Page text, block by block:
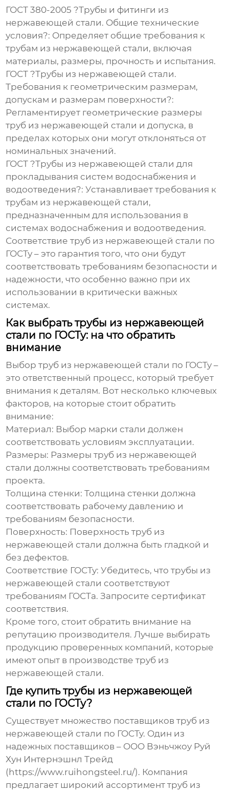
ГОСТ 380-2005 ?Трубы и фитинги из
нержавеющей стали. Общие технические
условия?: Определяет общие требования к
трубам из нержавеющей стали, включая
материалы, размеры, прочность и испытания.
ГОСТ ?Трубы из нержавеющей стали.
Требования к геометрическим размерам,
допускам и размерам поверхности?:
Регламентирует геометрические размеры
труб из нержавеющей стали и допуска, в
пределах которых они могут отклоняться от
номинальных значений.
ГОСТ ?Трубы из нержавеющей стали для
прокладывания систем водоснабжения и
водоотведения?: Устанавливает требования к
трубам из нержавеющей стали,
предназначенным для использования в
системах водоснабжения и водоотведения.
Соответствиетруб из нержавеющей стали по
ГОСТу – это гарантия того, что они будут
соответствовать требованиям безопасности и
надежности, что особенно важно при их
использовании в критически важных
системах.
Как выбрать трубы из нержавеющей
стали по ГОСТу: на что обратить
внимание
Выбортруб из нержавеющей стали по ГОСТу –
это ответственный процесс, который требует
внимания к деталям. Вот несколько ключевых
факторов, на которые стоит обратить
внимание:
Материал: Выбор марки стали должен
соответствовать условиям эксплуатации.
Размеры: Размерытруб из нержавеющей
стали должны соответствовать требованиям
проекта.
Толщина стенки: Толщина стенки должна
соответствовать рабочему давлению и
требованиям безопасности.
Поверхность: Поверхностьтруб из
нержавеющей стали должна быть гладкой и
без дефектов.
Соответствие ГОСТу: Убедитесь, чтотрубы из
нержавеющей стали соответствуют
требованиям ГОСТа. Запросите сертификат
соответствия.
Кроме того, стоит обратить внимание на
репутацию производителя. Лучше выбирать
продукцию проверенных компаний, которые
имеют опыт в производстветруб из
нержавеющей стали.
Где купить трубы из нержавеющей
стали по ГОСТу?
Существует множество поставщиковтруб из
нержавеющей стали по ГОСТу. Один из
надежных поставщиков – ООО Вэньчжоу Руй
Хун Интернэшнл Трейд
(https://www.ruihongsteel.ru/). Компания
предлагает широкий ассортименттруб из